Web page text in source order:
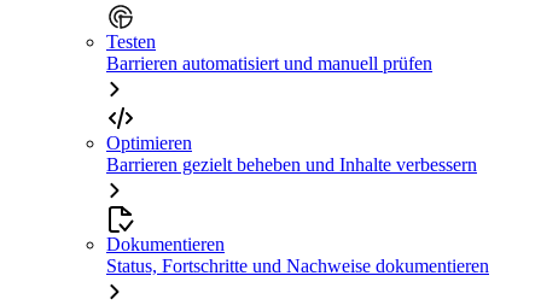
Testen
Barrieren automatisiert und manuell prüfen
Optimieren
Barrieren gezielt beheben und Inhalte verbessern
Dokumentieren
Status, Fortschritte und Nachweise dokumentieren